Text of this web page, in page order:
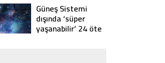
Güneş Sistemi
dışında ‘süper
yaşanabilir’ 24 öte
gezegen keşfedildi